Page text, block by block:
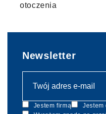
otoczenia
Newsletter
Jestem firmą
Jestem